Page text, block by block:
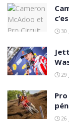
30
29
26